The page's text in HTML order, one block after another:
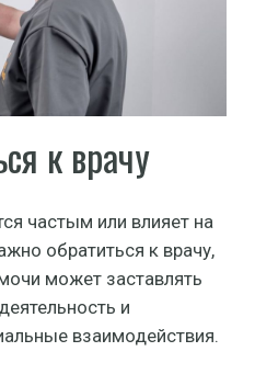
к врачу
частым или влияет на
обратиться к врачу,
может заставлять
и
взаимодействия.